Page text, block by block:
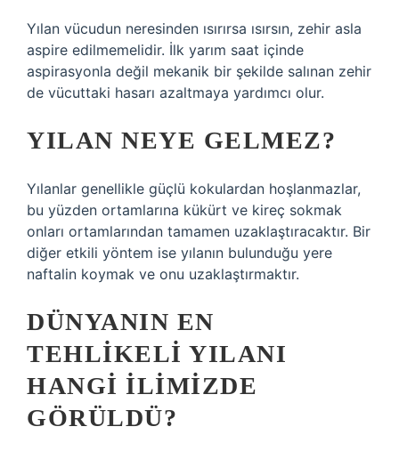
Yılan vücudun neresinden ısırırsa ısırsın, zehir asla
aspire edilmemelidir. İlk yarım saat içinde
aspirasyonla değil mekanik bir şekilde salınan zehir
de vücuttaki hasarı azaltmaya yardımcı olur.
YILAN NEYE GELMEZ?
Yılanlar genellikle güçlü kokulardan hoşlanmazlar,
bu yüzden ortamlarına kükürt ve kireç sokmak
onları ortamlarından tamamen uzaklaştıracaktır. Bir
diğer etkili yöntem ise yılanın bulunduğu yere
naftalin koymak ve onu uzaklaştırmaktır.
DÜNYANIN EN
TEHLIKELI YILANI
HANGI ILIMIZDE
GÖRÜLDÜ?